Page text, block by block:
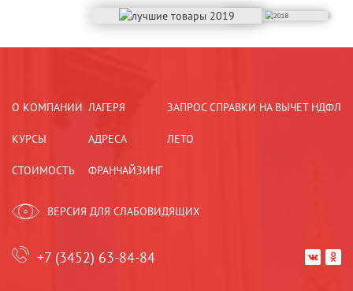
О КОМПАНИИ
КУРСЫ
СТОИМОСТЬ
ЛАГЕРЯ
АДРЕСА
ФРАНЧАЙЗИНГ
ЗАПРОС СПРАВКИ НА ВЫЧЕТ НДФЛ
ЛЕТО
ВЕРСИЯ ДЛЯ СЛАБОВИДЯЩИХ
+7 (3452) 63-84-84  